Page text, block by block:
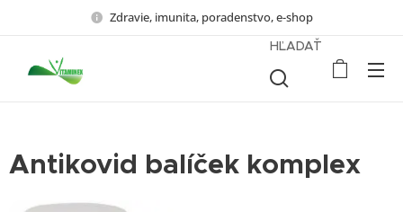
Zdravie, imunita, poradenstvo, e-shop
HĽADAŤ
Antikovid balíček komplex